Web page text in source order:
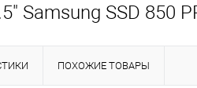
Samsung SSD 850
ПОХОЖИЕ ТОВАРЫ